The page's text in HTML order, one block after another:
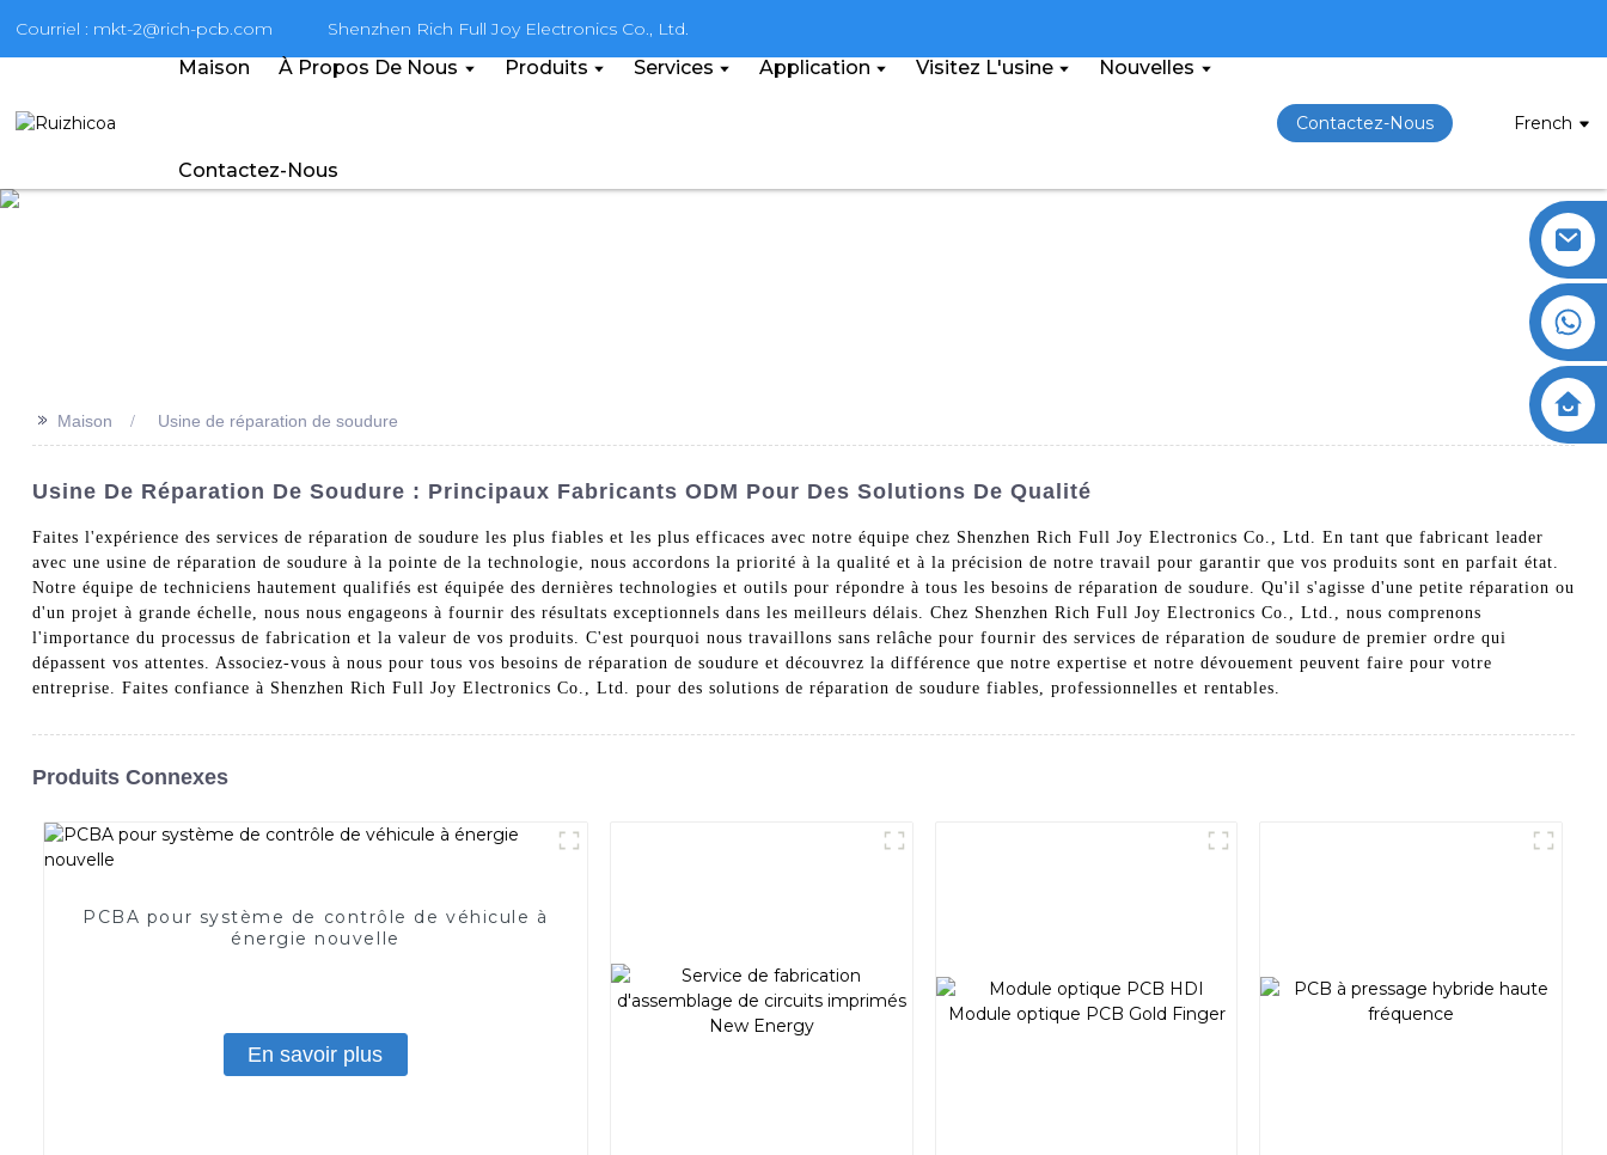
Courriel : mkt-2@rich-pcb.com Shenzhen Rich Full Joy Electronics Co., Ltd.
Maison À Propos De Nous Produits Services Application Visitez L'usine Nouvelles
Contactez-Nous
Contactez-Nous French
>> Maison Usine de réparation de soudure
Usine De Réparation De Soudure : Principaux Fabricants ODM Pour Des Solutions De Qualité
Faites l'expérience des services de réparation de soudure les plus fiables et les plus efficaces avec notre équipe chez Shenzhen Rich Full Joy Electronics Co., Ltd. En tant que fabricant leader
avec une usine de réparation de soudure à la pointe de la technologie, nous accordons la priorité à la qualité et à la précision de notre travail pour garantir que vos produits sont en parfait état.
Notre équipe de techniciens hautement qualifiés est équipée des dernières technologies et outils pour répondre à tous les besoins de réparation de soudure. Qu'il s'agisse d'une petite réparation ou
d'un projet à grande échelle, nous nous engageons à fournir des résultats exceptionnels dans les meilleurs délais. Chez Shenzhen Rich Full Joy Electronics Co., Ltd., nous comprenons
l'importance du processus de fabrication et la valeur de vos produits. C'est pourquoi nous travaillons sans relâche pour fournir des services de réparation de soudure de premier ordre qui
dépassent vos attentes. Associez-vous à nous pour tous vos besoins de réparation de soudure et découvrez la différence que notre expertise et notre dévouement peuvent faire pour votre
entreprise. Faites confiance à Shenzhen Rich Full Joy Electronics Co., Ltd. pour des solutions de réparation de soudure fiables, professionnelles et rentables.
Produits Connexes
PCBA pour système de contrôle de véhicule à
énergie nouvelle
En savoir plus